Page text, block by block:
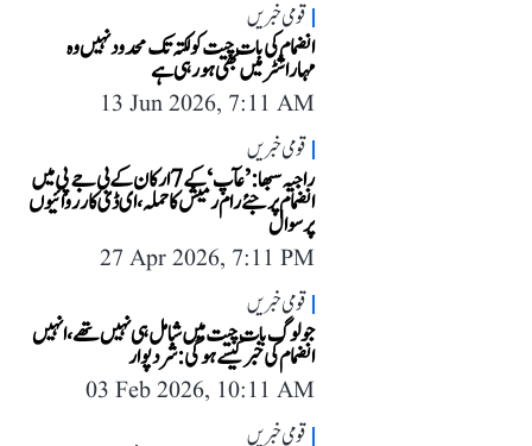
قومی خبریں
انضمام کی بات چیت کولکتہ تک محدود نہیں وہ
مہاراشٹر میں بھی ہو رہی ہے
13 Jun 2026, 7:11 AM
قومی خبریں
راجیہ سبھا: ’عآپ‘ کے 7 ارکان کے بی جے پی میں
انضمام پر جئے رام رمیش کا حملہ، ای ڈی کارروائیوں
پر سوال
27 Apr 2026, 7:11 PM
قومی خبریں
جو لوگ بات چیت میں شامل ہی نہیں تھے، انہیں
انضمام کی خبر کیسے ہوگی: شرد پوار
03 Feb 2026, 10:11 AM
قومی خبریں